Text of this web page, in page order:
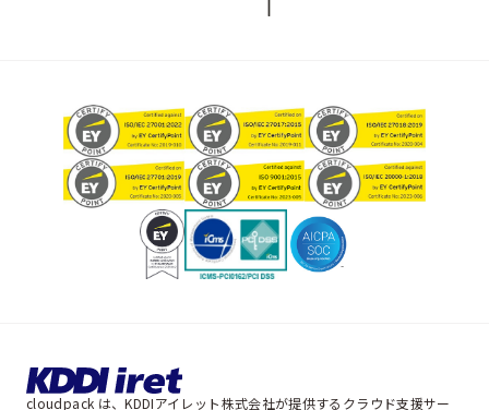
cloudpack は、KDDIアイレット株式会社が提供するクラウド支援サー